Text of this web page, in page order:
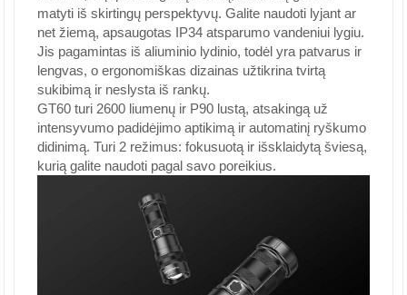
matyti iš skirtingų perspektyvų. Galite naudoti lyjant ar
net žiemą, apsaugotas IP34 atsparumo vandeniui lygiu.
Jis pagamintas iš aliuminio lydinio, todėl yra patvarus ir
lengvas, o ergonomiškas dizainas užtikrina tvirtą
sukibimą ir neslysta iš rankų.
GT60 turi 2600 liumenų ir P90 lustą, atsakingą už
intensyvumo padidėjimo aptikimą ir automatinį ryškumo
didinimą. Turi 2 režimus: fokusuotą ir išsklaidytą šviesą,
kurią galite naudoti pagal savo poreikius.